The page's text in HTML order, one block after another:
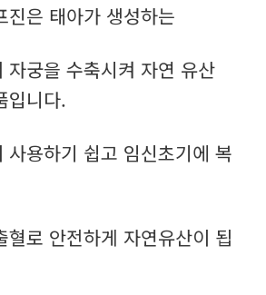
진은 태아가 생성하는
자궁을 수축시켜 자연 유산
입니다.
사용하기 쉽고 임신초기에 복
혈로 안전하게 자연유산이 됩